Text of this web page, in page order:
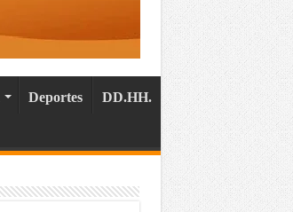
Deportes DD.HH.